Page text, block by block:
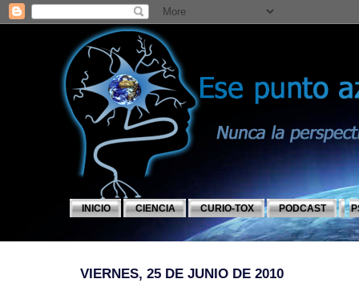
INICIO CIENCIA CURIO-TOX PODCAST
VIERNES, 25 DE JUNIO DE 2010